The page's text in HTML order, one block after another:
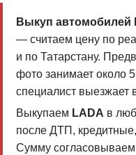
Выкуп автомобилей
— считаем цену по
и по Татарстану.
фото занимает около
специалист выезжает
Выкупаем LADA в
после ДТП,
Сумму